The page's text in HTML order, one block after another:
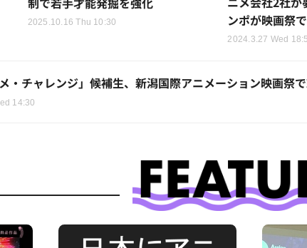
2025.10.16 Thu 10:30
ンポが映画祭
2024.3.27 Wed
・チャレンジ」候補生、新潟国際アニメーション映画祭
14:30